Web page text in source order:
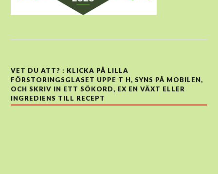
VET DU ATT? : KLICKA PÅ LILLA
FÖRSTORINGSGLASET UPPE T H, SYNS PÅ MOBILEN,
OCH SKRIV IN ETT SÖKORD, EX EN VÄXT ELLER
INGREDIENS TILL RECEPT